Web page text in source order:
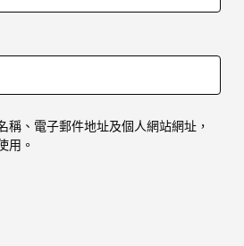
稱、電子郵件地址及個人網站網址，
用。